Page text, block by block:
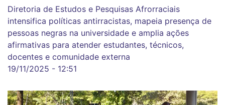
Diretoria de Estudos e Pesquisas Afrorraciais
intensifica políticas antirracistas, mapeia presença de
pessoas negras na universidade e amplia ações
afirmativas para atender estudantes, técnicos,
docentes e comunidade externa
19/11/2025 - 12:51